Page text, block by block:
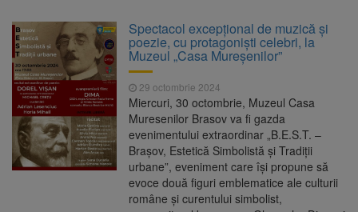
Piața Star din Brașov au fost demolate
7 august 2026
Platforma Belvedere de pe
Tâmpa intră în renovare. Contract de peste 1
milion de lei și termen de trei luni
7 august 2026
Unul dintre cele mai mari
parcuri ale Brașovului va fi amenajat în
Bartolomeu-Avantgarden. Contractul a fost
Trafic blocat pe DN1E Brașov
Spectacol excepțional de muzică și
poezie, cu protagoniști celebri, la
Muzeul „Casa Mureșenilor”
29 octombrie 2024
Miercuri, 30 octombrie, Muzeul Casa
Muresenilor Brasov va fi gazda
evenimentului extraordinar „B.E.S.T. –
Brașov, Estetică Simbolistă și Tradiții
urbane”, eveniment care își propune să
evoce două figuri emblematice ale culturii
române și curentului simbolist,